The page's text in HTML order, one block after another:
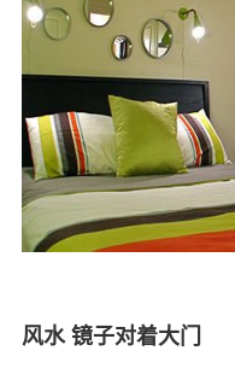
风水 镜子对着大门